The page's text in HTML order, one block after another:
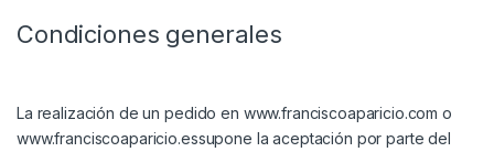
Condiciones generales
La realización de un pedido en www.franciscoaparicio.com o
www.franciscoaparicio.essupone la aceptación por parte del